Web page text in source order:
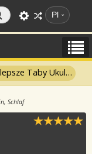
Pl
Taby Ukulele
Schlaf